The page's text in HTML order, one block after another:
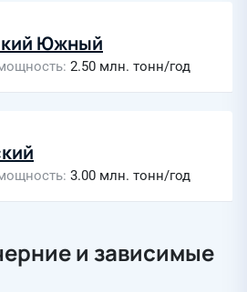
Южный
2.50 млн. тонн/год
3.00 млн. тонн/год
и зависимые